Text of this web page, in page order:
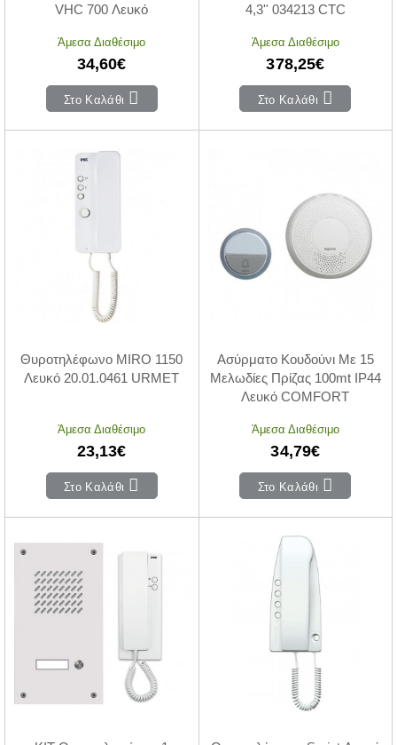
VHC 700 Λευκό
Άμεσα Διαθέσιμο
34,60€
Στο Καλάθι
4,3'' 034213 CTC
Άμεσα Διαθέσιμο
378,25€
Στο Καλάθι
Θυροτηλέφωνο MIRO 1150
Λευκό 20.01.0461 URMET
Άμεσα Διαθέσιμο
23,13€
Στο Καλάθι
Ασύρματο Κουδούνι Με 15
Μελωδίες Πρίζας 100mt IP44
Λευκό COMFORT
Άμεσα Διαθέσιμο
34,79€
Στο Καλάθι